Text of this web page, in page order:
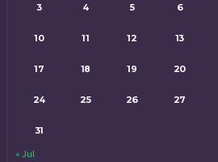
3 4 5 6
10 11 12 13
17 18 19 20
24 25 26 27
31
« Jul